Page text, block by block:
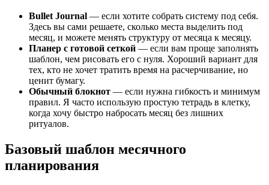
Bullet Journal — если хотите собрать систему под себя.
Здесь вы сами решаете, сколько места выделить под
месяц, и можете менять структуру от месяца к месяцу.
Планер с готовой сеткой — если вам проще заполнять
шаблон, чем рисовать его с нуля. Хороший вариант для
тех, кто не хочет тратить время на расчерчивание, но
ценит бумагу.
Обычный блокнот — если нужна гибкость и минимум
правил. Я часто использую простую тетрадь в клетку,
когда хочу быстро набросать месяц без лишних
ритуалов.
Базовый шаблон месячного
планирования